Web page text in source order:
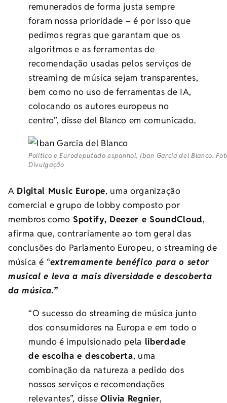
remunerados de forma justa sempre
foram nossa prioridade – é por isso que
pedimos regras que garantam que os
algoritmos e as ferramentas de
recomendação usadas pelos serviços de
streaming de música sejam transparentes,
bem como no uso de ferramentas de IA,
colocando os autores europeus no
centro”, disse del Blanco em comunicado.
Político e Eurodeputado espanhol, Iban García del Blanco.
Divulgação
A Digital Music Europe, uma organização
comercial e grupo de lobby composto por
membros como Spotify, Deezer e SoundCloud,
afirma que, contrariamente ao tom geral das
conclusões do Parlamento Europeu, o streaming de
música é “extremamente benéfico para o setor
musical e leva a mais diversidade e descoberta
da música.”
“O sucesso do streaming de música junto
dos consumidores na Europa e em todo o
mundo é impulsionado pela liberdade
de escolha e descoberta, uma
combinação da natureza a pedido dos
nossos serviços e recomendações
relevantes”, disse Olivia Regnier,